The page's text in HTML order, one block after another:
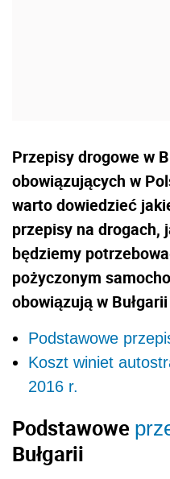
Przepisy drogowe w
obowiązujących w
warto dowiedzieć
przepisy na drogach,
będziemy
pożyczonym
obowiązują w
Podstawowe
Koszt winiet
2016 r.
Podstawowe
Bułgarii